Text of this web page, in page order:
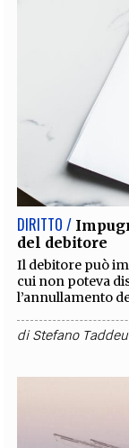
DIRITTO /
del debitore
Il debitore può
cui non poteva
l’annullamento
diStefano